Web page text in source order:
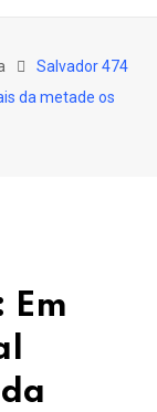
Salvador 474
da metade os
Em